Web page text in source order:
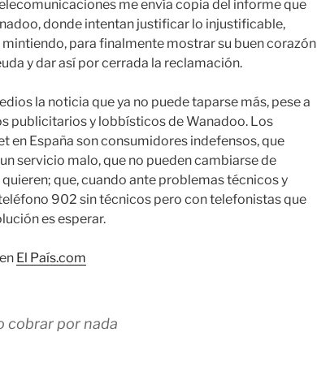
me envía copia del informe que
donde intentan justificar lo injustificable,
para finalmente mostrar su buen corazón
y dar así por cerrada la reclamación.
la noticia que ya no puede taparse más, pese a
publicitarios y lobbísticos de Wanadoo. Los
en España son consumidores indefensos, que
servicio malo, que no pueden cambiarse de
que, cuando ante problemas técnicos y
902 sin técnicos pero con telefonistas que
es esperar.
El País.com
cobrar por nada